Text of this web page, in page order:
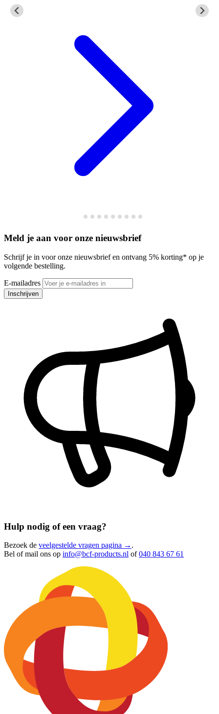
Meld je aan voor onze nieuwsbrief
Schrijf je in voor onze nieuwsbrief en ontvang 5% korting* op je
volgende bestelling.
E-mailadres
Inschrijven
Hulp nodig of een vraag?
Bezoek de veelgestelde vragen pagina → .
Bel of mail ons op info@bcf-products.nl of040 843 67 61